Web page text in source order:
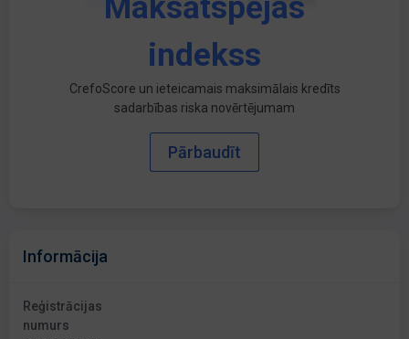
Maksātspējas
indekss
CrefoScore un ieteicamais maksimālais kredīts
sadarbības riska novērtējumam
Pārbaudīt
Informācija
Reģistrācijas
numurs